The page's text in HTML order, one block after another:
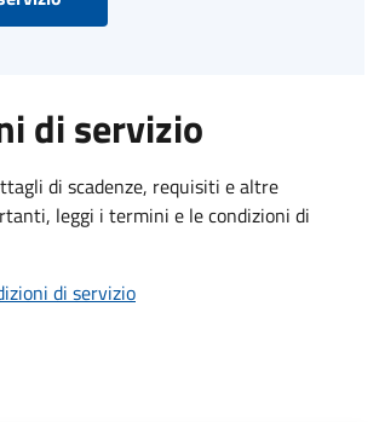
di servizio
di scadenze, requisiti e altre
leggi i termini e le condizioni di
di servizio